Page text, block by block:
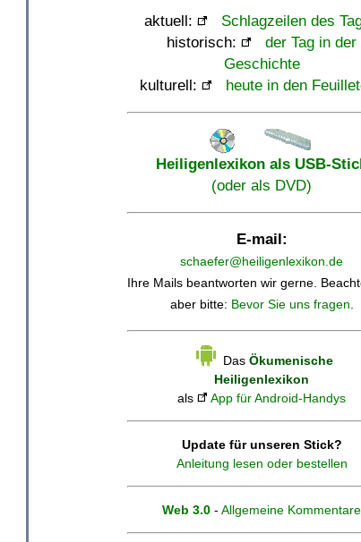
aktuell:
Schlagzeilen des
historisch:
der Tag in der
Geschichte
kulturell:
heute in den
Heiligenlexikon als USB-
(oder als DVD)
E-mail:
schaefer@heiligenlexikon.de
Ihre Mails beantworten wir gerne.
aber bitte: Bevor Sie uns fragen.
Das Ökumenische
Heiligenlexikon
als
App für Android-Handys
Update für unseren Stick?
Anleitung lesen oder bestellen
Web 3.0 - Allgemeine Kommentare